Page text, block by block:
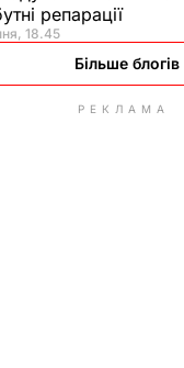
репарації
18.45
Більше блогів
РЕКЛАМА